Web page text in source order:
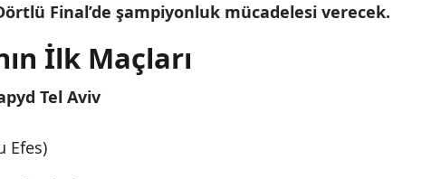
Final’de şampiyonluk mücadelesi verecek.
İlk Maçları
Tel Aviv
Efes)